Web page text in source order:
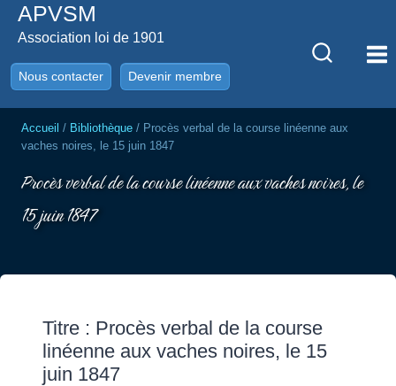
AllerAPVSM
Association loi de 1901
Nous contacter Devenir membre
Accueil / Bibliothèque / Procès verbal de la course linéenne aux
vaches noires, le 15 juin 1847
Procès verbal de la course linéenne aux vaches noires, le
15 juin 1847
Titre : Procès verbal de la course
linéenne aux vaches noires, le 15
juin 1847